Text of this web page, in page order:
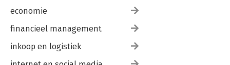
economie
financieel management
inkoop en logistiek